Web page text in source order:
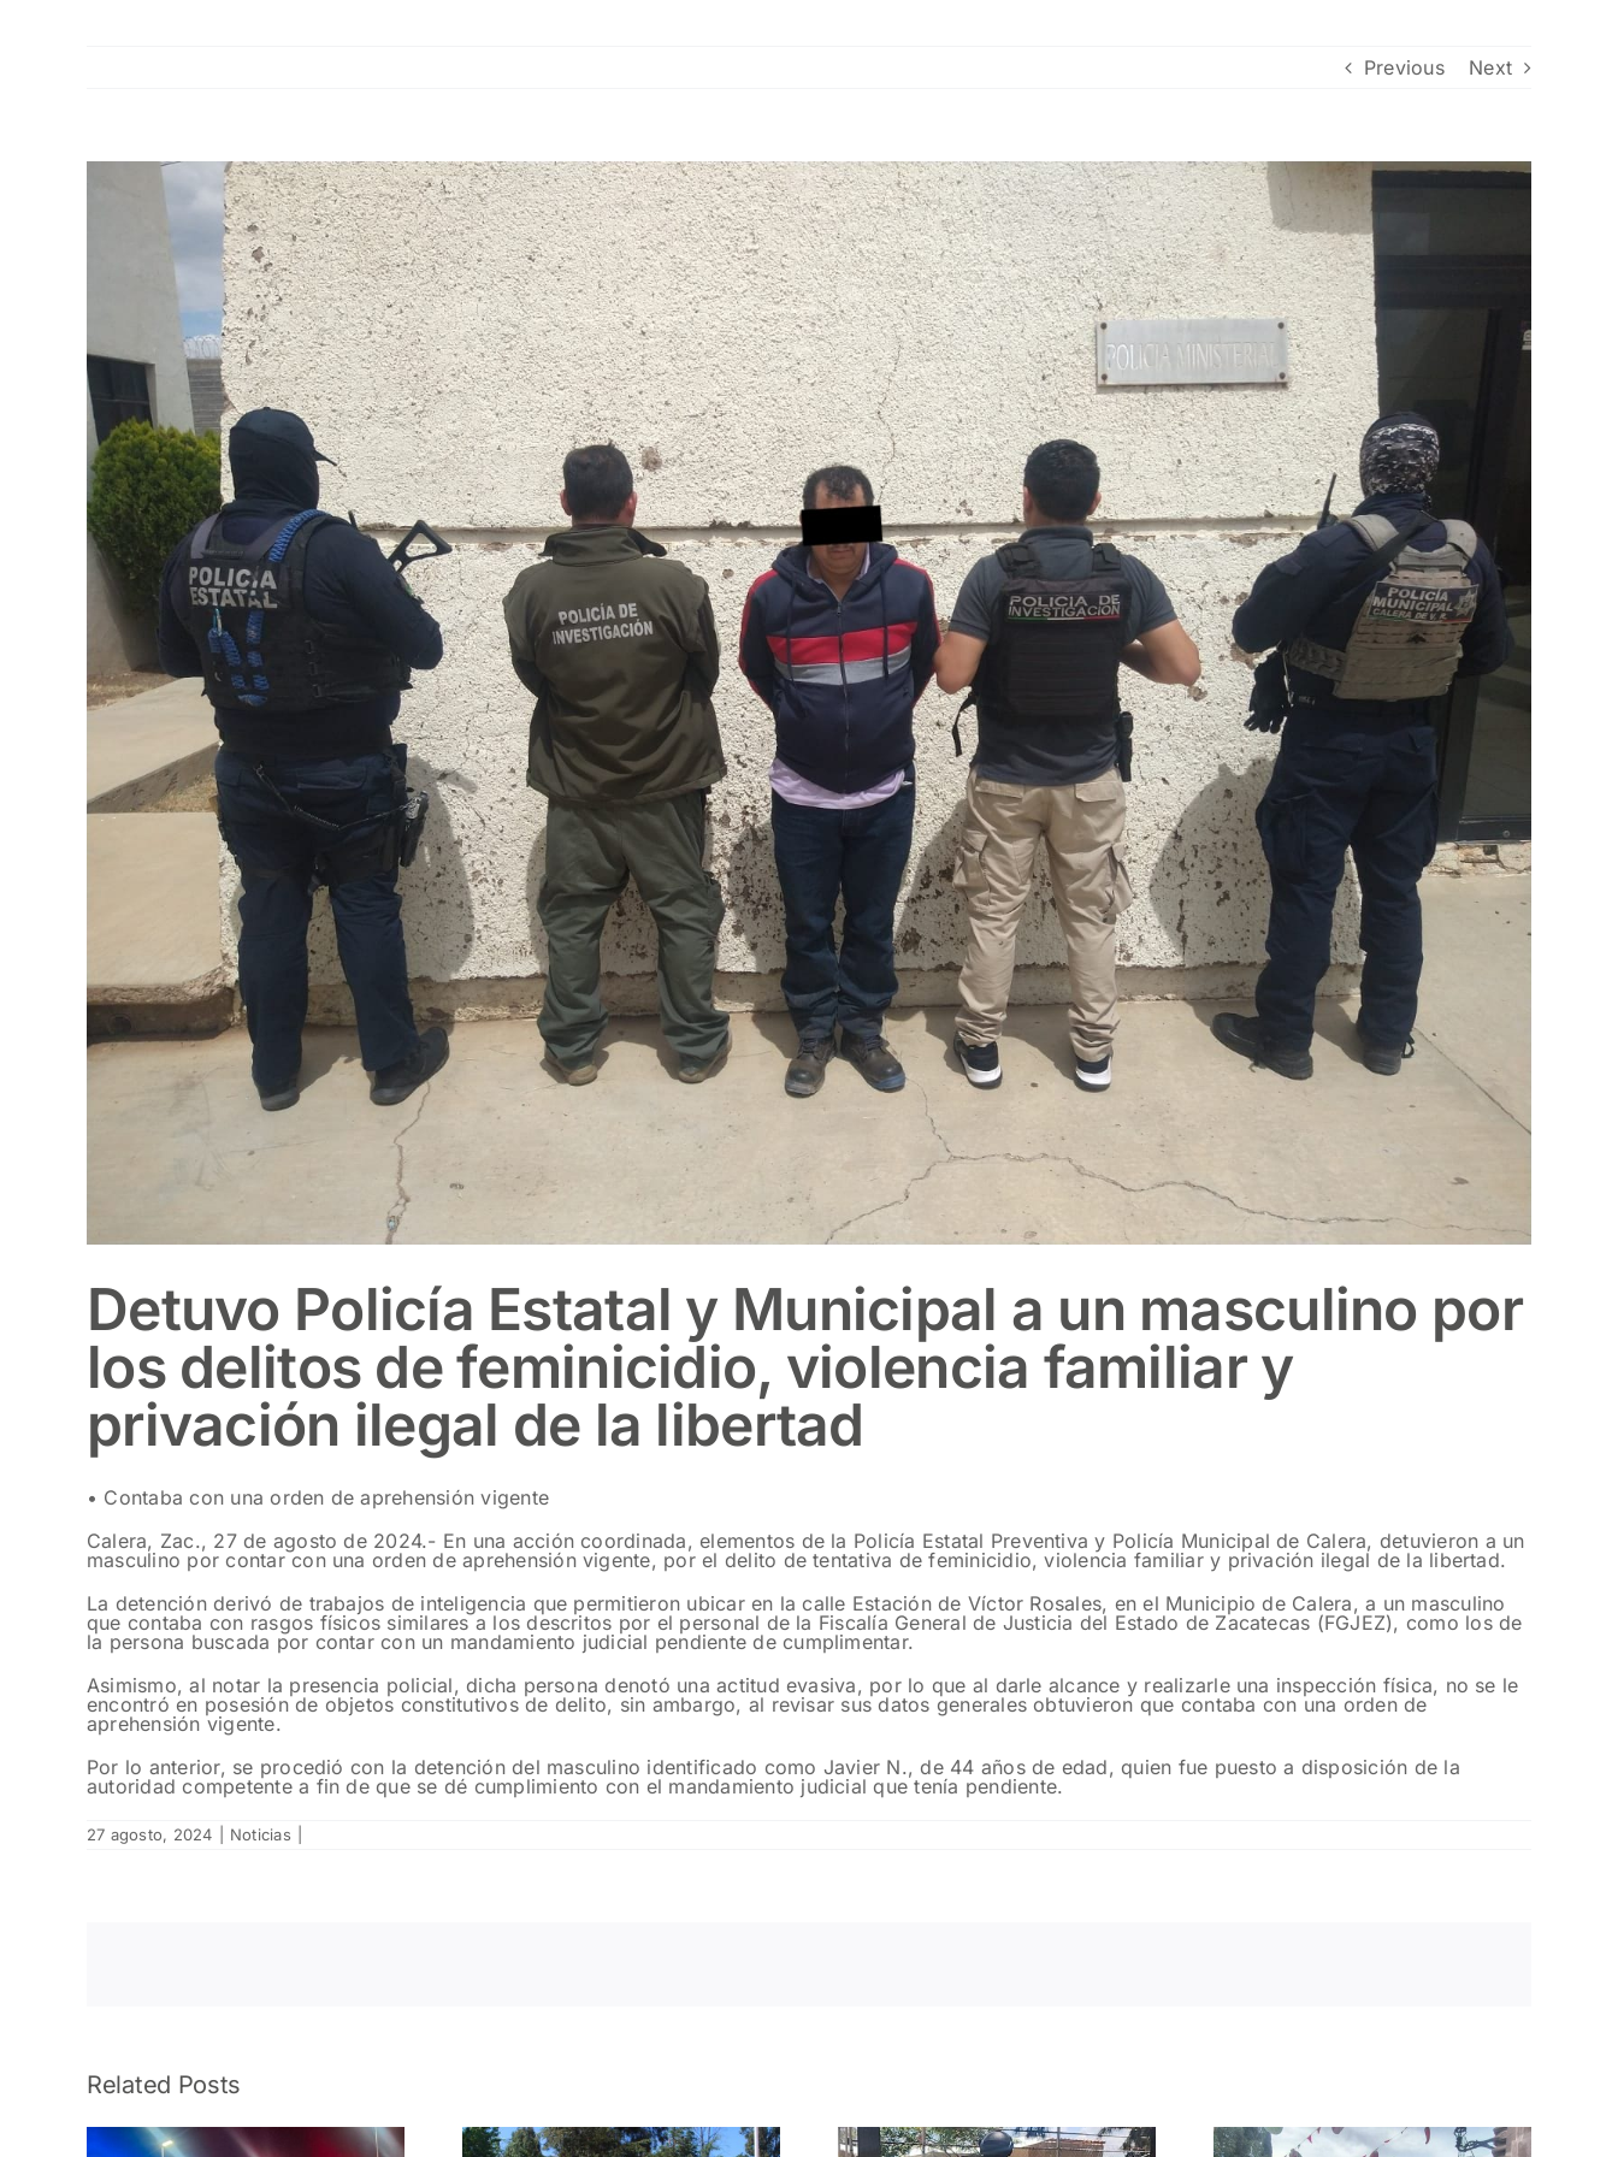
Previous Next
Detuvo Policía Estatal y Municipal a un masculino por
los delitos de feminicidio, violencia familiar y
privación ilegal de la libertad
• Contaba con una orden de aprehensión vigente
Calera, Zac., 27 de agosto de 2024.- En una acción coordinada, elementos de la Policía Estatal Preventiva y Policía Municipal de Calera, detuvieron a un
masculino por contar con una orden de aprehensión vigente, por el delito de tentativa de feminicidio, violencia familiar y privación ilegal de la libertad.
La detención derivó de trabajos de inteligencia que permitieron ubicar en la calle Estación de Víctor Rosales, en el Municipio de Calera, a un masculino
que contaba con rasgos físicos similares a los descritos por el personal de la Fiscalía General de Justicia del Estado de Zacatecas (FGJEZ), como los de
la persona buscada por contar con un mandamiento judicial pendiente de cumplimentar.
Asimismo, al notar la presencia policial, dicha persona denotó una actitud evasiva, por lo que al darle alcance y realizarle una inspección física, no se le
encontró en posesión de objetos constitutivos de delito, sin ambargo, al revisar sus datos generales obtuvieron que contaba con una orden de
aprehensión vigente.
Por lo anterior, se procedió con la detención del masculino identificado como Javier N., de 44 años de edad, quien fue puesto a disposición de la
autoridad competente a fin de que se dé cumplimiento con el mandamiento judicial que tenía pendiente.
27 agosto, 2024 Noticias
Related Posts